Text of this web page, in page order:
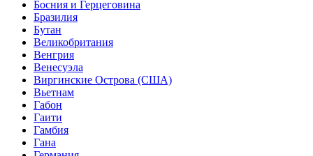
Босния и Герцеговина
Бразилия
Бутан
Великобритания
Венгрия
Венесуэла
Виргинские Острова (США)
Вьетнам
Габон
Гаити
Гамбия
Гана